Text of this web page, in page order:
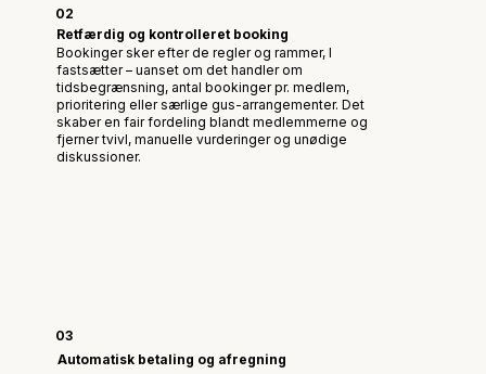
02
Retfærdig og kontrolleret booking
Bookinger sker efter de regler og rammer, I
fastsætter – uanset om det handler om
tidsbegrænsning, antal bookinger pr. medlem,
prioritering eller særlige gus-arrangementer. Det
skaber en fair fordeling blandt medlemmerne og
fjerner tvivl, manuelle vurderinger og unødige
diskussioner.
03
Automatisk betaling og afregning